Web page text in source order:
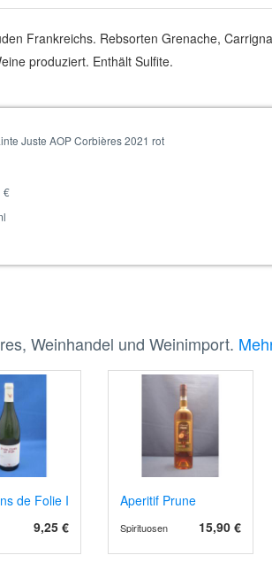
Frankreichs. Rebsorten Grenache,
produziert. Enthält Sulfite.
Juste AOP Corbières 2021 rot
€
Weinhandel und Weinimport.
de Folie IGP 2022/4
9,25 €
Aperitif Prune
15,90 €
Spirituosen